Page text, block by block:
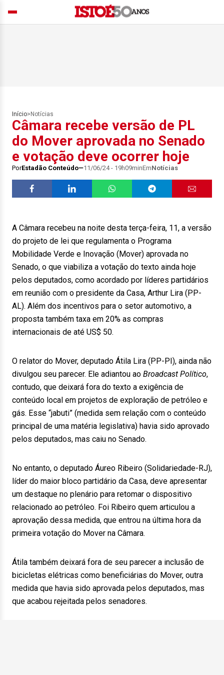
Início> Notícias
Câmara recebe versão de PL
do Mover aprovada no Senado
e votação deve ocorrer hoje
PorEstadão Conteúdo 11/06/24 - 19h09minEmNotícias
A Câmara recebeu na noite desta terça-feira, 11, a versão
do projeto de lei que regulamenta o Programa
Mobilidade Verde e Inovação (Mover) aprovada no
Senado, o que viabiliza a votação do texto ainda hoje
pelos deputados, como acordado por líderes partidários
em reunião com o presidente da Casa, Arthur Lira (PP-
AL). Além dos incentivos para o setor automotivo, a
proposta também taxa em 20% as compras
internacionais de até US$ 50.
O relator do Mover, deputado Átila Lira (PP-PI), ainda não
divulgou seu parecer. Ele adiantou ao Broadcast Político,
contudo, que deixará fora do texto a exigência de
conteúdo local em projetos de exploração de petróleo e
gás. Esse “jabuti” (medida sem relação com o conteúdo
principal de uma matéria legislativa) havia sido aprovado
pelos deputados, mas caiu no Senado.
No entanto, o deputado Áureo Ribeiro (Solidariedade-RJ),
líder do maior bloco partidário da Casa, deve apresentar
um destaque no plenário para retomar o dispositivo
relacionado ao petróleo. Foi Ribeiro quem articulou a
aprovação dessa medida, que entrou na última hora da
primeira votação do Mover na Câmara.
Átila também deixará fora de seu parecer a inclusão de
bicicletas elétricas como beneficiárias do Mover, outra
medida que havia sido aprovada pelos deputados, mas
que acabou rejeitada pelos senadores.